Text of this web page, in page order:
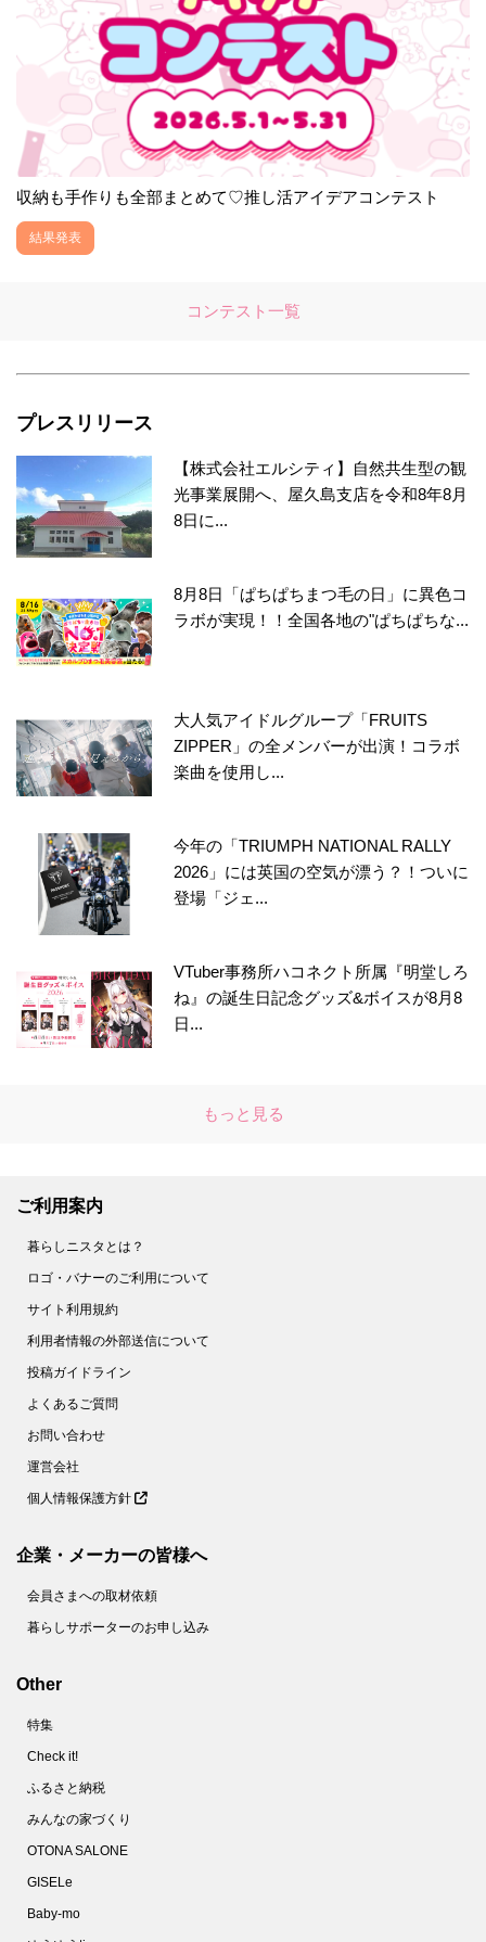
収納も手作りも全部まとめて♡推し活アイデアコンテスト
結果発表
コンテスト一覧
プレスリリース
【株式会社エルシティ】自然共生型の観
光事業展開へ、屋久島支店を令和8年8月
8日に...
8月8日「ぱちぱちまつ毛の日」に異色コ
ラボが実現！！全国各地の"ぱちぱちな...
大人気アイドルグループ「FRUITS
ZIPPER」の全メンバーが出演！コラボ
楽曲を使用し...
今年の「TRIUMPH NATIONAL RALLY
2026」には英国の空気が漂う？！ついに
登場「ジェ...
VTuber事務所ハコネクト所属『明堂しろ
ね』の誕生日記念グッズ&ボイスが8月8
日...
もっと見る
ご利用案内
暮らしニスタとは？
ロゴ・バナーのご利用について
サイト利用規約
利用者情報の外部送信について
投稿ガイドライン
よくあるご質問
お問い合わせ
運営会社
個人情報保護方針
企業・メーカーの皆様へ
会員さまへの取材依頼
暮らしサポーターのお申し込み
Other
特集
Check it!
ふるさと納税
みんなの家づくり
OTONA SALONE
GISELe
Baby-mo